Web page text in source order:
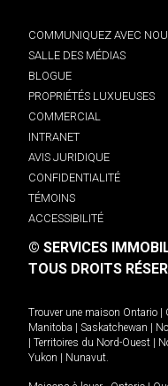
COMMUNIQUEZ AVEC
SALLE DES MÉDIAS
BLOGUE
PROPRIÉTÉS LUXUEUSES
COMMERCIAL
INTRANET
AVIS JURIDIQUE
CONFIDENTIALITÉ
TÉMOINS
ACCESSIBILITÉ
© SERVICES
TOUS DROITS
Trouver une maison Ontario
Manitoba
Saskatchewan
Territoires du Nord-Ouest
Yukon
Nunavut.